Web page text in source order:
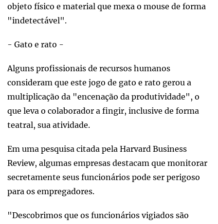
objeto físico e material que mexa o mouse de forma
"indetectável".
- Gato e rato -
Alguns profissionais de recursos humanos
consideram que este jogo de gato e rato gerou a
multiplicação da "encenação da produtividade", o
que leva o colaborador a fingir, inclusive de forma
teatral, sua atividade.
Em uma pesquisa citada pela Harvard Business
Review, algumas empresas destacam que monitorar
secretamente seus funcionários pode ser perigoso
para os empregadores.
"Descobrimos que os funcionários vigiados são